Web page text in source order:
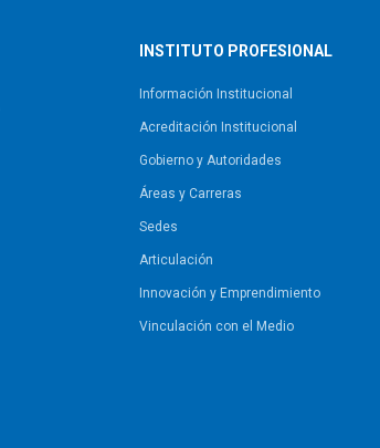
INSTITUTO PROFESIONAL
Información Institucional
Acreditación Institucional
Gobierno y Autoridades​
Áreas y Carreras
Sedes
Articulación
Innovación y Emprendimiento
Vinculación con el Medio